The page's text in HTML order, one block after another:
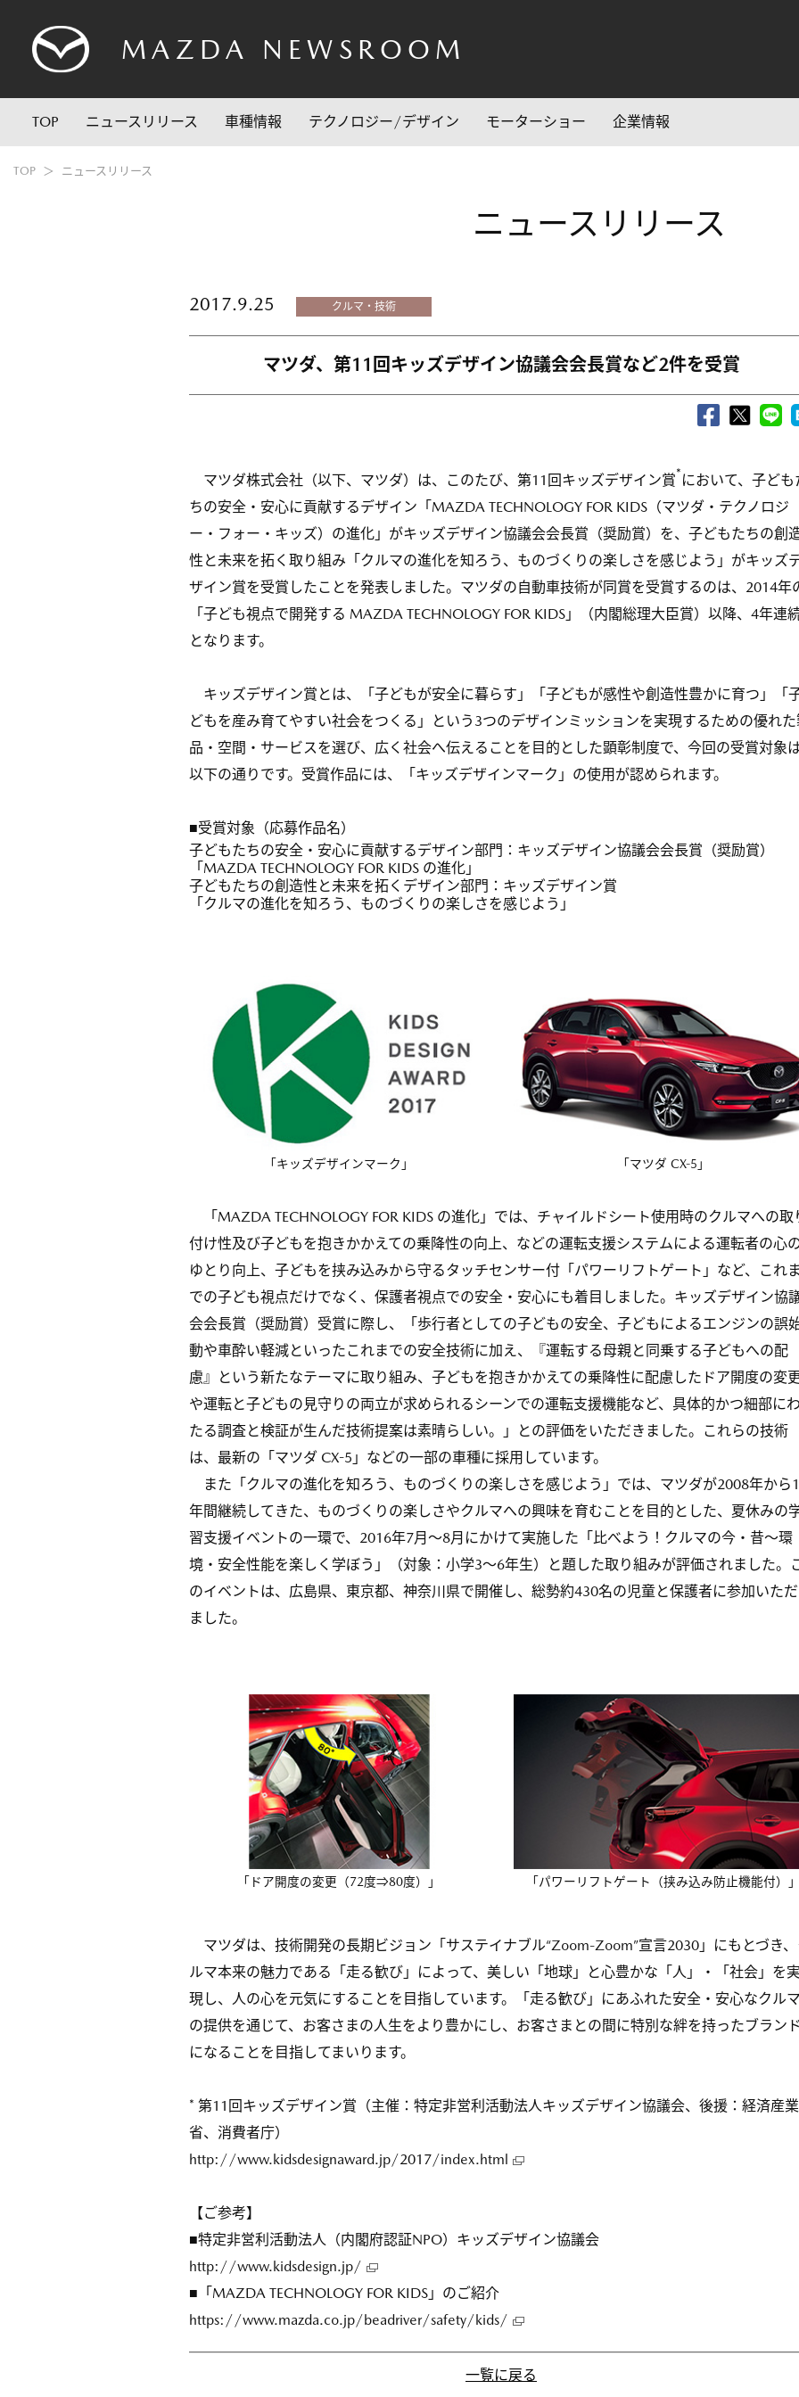
MAZDA NEWSROOM
TOP ニュースリリース 車種情報 テクノロジー/デザイン モーターショー 企業情報
TOP ニュースリリース
ニュースリリース
2017.9.25 クルマ・技術
マツダ、第11回キッズデザイン協議会会長賞など2件を受賞
マツダ株式会社（以下、マツダ）は、このたび、第11回キッズデザイン賞*において、子ども
ちの安全・安心に貢献するデザイン「MAZDA TECHNOLOGY FOR KIDS（マツダ・テクノロジ
ー・フォー・キッズ）の進化」がキッズデザイン協議会会長賞（奨励賞）を、子どもたちの創
性と未来を拓く取り組み「クルマの進化を知ろう、ものづくりの楽しさを感じよう」がキッズ
ザイン賞を受賞したことを発表しました。マツダの自動車技術が同賞を受賞するのは、2014年
「子ども視点で開発する MAZDA TECHNOLOGY FOR KIDS」（内閣総理大臣賞）以降、4年連
となります。
キッズデザイン賞とは、「子どもが安全に暮らす」「子どもが感性や創造性豊かに育つ」「
どもを産み育てやすい社会をつくる」という3つのデザインミッションを実現するための優れ
品・空間・サービスを選び、広く社会へ伝えることを目的とした顕彰制度で、今回の受賞対象
以下の通りです。受賞作品には、「キッズデザインマーク」の使用が認められます。
■受賞対象（応募作品名）
子どもたちの安全・安心に貢献するデザイン部門：キッズデザイン協議会会長賞（奨励賞）
「MAZDA TECHNOLOGY FOR KIDS の進化」
子どもたちの創造性と未来を拓くデザイン部門：キッズデザイン賞
「クルマの進化を知ろう、ものづくりの楽しさを感じよう」
「キッズデザインマーク」 「マツダ CX-5」
「MAZDA TECHNOLOGY FOR KIDS の進化」では、チャイルドシート使用時のクルマへの取
付け性及び子どもを抱きかかえての乗降性の向上、などの運転支援システムによる運転者の心
ゆとり向上、子どもを挟み込みから守るタッチセンサー付「パワーリフトゲート」など、これま
での子ども視点だけでなく、保護者視点での安全・安心にも着目しました。キッズデザイン協
会会長賞（奨励賞）受賞に際し、「歩行者としての子どもの安全、子どもによるエンジンの誤
動や車酔い軽減といったこれまでの安全技術に加え、『運転する母親と同乗する子どもへの配
慮』という新たなテーマに取り組み、子どもを抱きかかえての乗降性に配慮したドア開度の変
や運転と子どもの見守りの両立が求められるシーンでの運転支援機能など、具体的かつ細部にわ
たる調査と検証が生んだ技術提案は素晴らしい。」との評価をいただきました。これらの技術
は、最新の「マツダ CX-5」などの一部の車種に採用しています。
また「クルマの進化を知ろう、ものづくりの楽しさを感じよう」では、マツダが2008年から
年間継続してきた、ものづくりの楽しさやクルマへの興味を育むことを目的とした、夏休みの
習支援イベントの一環で、2016年7月〜8月にかけて実施した「比べよう！クルマの今・昔〜環
境・安全性能を楽しく学ぼう」（対象：小学3〜6年生）と題した取り組みが評価されました。
のイベントは、広島県、東京都、神奈川県で開催し、総勢約430名の児童と保護者に参加いた
ました。
「ドア開度の変更（72度⇒80度）」 「パワーリフトゲート（挟み込み防止機能付）」
マツダは、技術開発の長期ビジョン「サステイナブル“Zoom-Zoom”宣言2030」にもとづき、
ルマ本来の魅力である「走る歓び」によって、美しい「地球」と心豊かな「人」・「社会」を実
現し、人の心を元気にすることを目指しています。「走る歓び」にあふれた安全・安心なクルマ
の提供を通じて、お客さまの人生をより豊かにし、お客さまとの間に特別な絆を持ったブランド
になることを目指してまいります。
* 第11回キッズデザイン賞（主催：特定非営利活動法人キッズデザイン協議会、後援：経済産業
省、消費者庁）
http://www.kidsdesignaward.jp/2017/index.html
【ご参考】
■特定非営利活動法人（内閣府認証NPO）キッズデザイン協議会
http://www.kidsdesign.jp/
■「MAZDA TECHNOLOGY FOR KIDS」のご紹介
https://www.mazda.co.jp/beadriver/safety/kids/
一覧に戻る